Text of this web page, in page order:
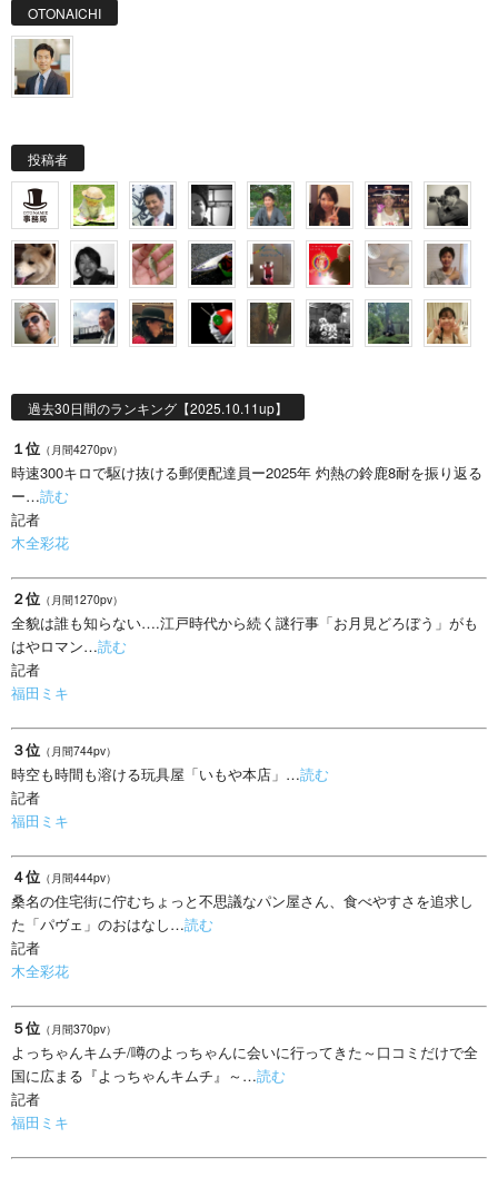
OTONAICHI
投稿者
過去30日間のランキング【2025.10.11up】
１位 （月間4270pv）
時速300キロで駆け抜ける郵便配達員ー2025年 灼熱の鈴鹿8耐を振り返る
ー…読む
記者
木全彩花
２位 （月間1270pv）
全貌は誰も知らない….江戸時代から続く謎行事「お月見どろぼう」がも
はやロマン…読む
記者
福田ミキ
３位 （月間744pv）
時空も時間も溶ける玩具屋「いもや本店」…読む
記者
福田ミキ
４位 （月間444pv）
桑名の住宅街に佇むちょっと不思議なパン屋さん、食べやすさを追求し
た「パヴェ」のおはなし…読む
記者
木全彩花
５位 （月間370pv）
よっちゃんキムチ/噂のよっちゃんに会いに行ってきた～口コミだけで全
国に広まる『よっちゃんキムチ』～…読む
記者
福田ミキ